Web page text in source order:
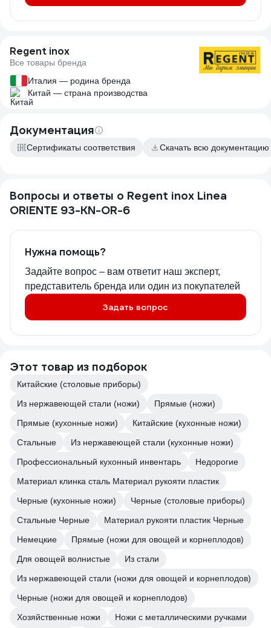
Regent inox
Все товары бренда
Италия — родина бренда
Китай — страна производства
Документация
Сертификаты соответствия Скачать всю документацию
Вопросы и ответы о Regent inox Linea
ORIENTE 93-KN-OR-6
Нужна помощь?
Задайте вопрос – вам ответит наш эксперт,
представитель бренда или один из покупателей
Задать вопрос
Этот товар из подборок
Китайские (столовые приборы)
Из нержавеющей стали (ножи)
Прямые (ножи)
Прямые (кухонные ножи)
Китайские (кухонные ножи)
Стальные
Из нержавеющей стали (кухонные ножи)
Профессиональный кухонный инвентарь
Недорогие
Материал клинка сталь Материал рукояти пластик
Черные (кухонные ножи)
Черные (столовые приборы)
Стальные Черные
Материал рукояти пластик Черные
Немецкие
Прямые (ножи для овощей и корнеплодов)
Для овощей волнистые
Из стали
Из нержавеющей стали (ножи для овощей и корнеплодов)
Черные (ножи для овощей и корнеплодов)
Хозяйственные ножи
Ножи с металлическими ручками